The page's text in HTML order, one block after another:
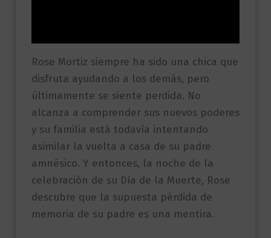
Rose Mortiz siempre ha sido una chica que
disfruta ayudando a los demás, pero
últimamente se siente perdida. No
alcanza a comprender sus nuevos poderes
y su familia está todavía intentando
asimilar la vuelta a casa de su padre
amnésico. Y entonces, la noche de la
celebración de su Día de la Muerte, Rose
descubre que la supuesta pérdida de
memoria de su padre es una mentira.